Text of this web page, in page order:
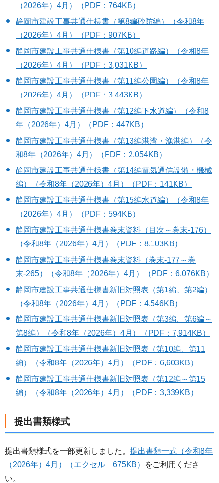
（2026年）4月）（PDF：764KB）
静岡市建設工事共通仕様書（第8編砂防編）（令和8年
（2026年）4月）（PDF：907KB）
静岡市建設工事共通仕様書（第10編道路編）（令和8年
（2026年）4月）（PDF：3,031KB）
静岡市建設工事共通仕様書（第11編公園編）（令和8年
（2026年）4月）（PDF：3,443KB）
静岡市建設工事共通仕様書（第12編下水道編）（令和8
年（2026年）4月）（PDF：447KB）
静岡市建設工事共通仕様書（第13編港湾・漁港編）（令
和8年（2026年）4月）（PDF：2,054KB）
静岡市建設工事共通仕様書（第14編電気通信設備・機械
編）（令和8年（2026年）4月）（PDF：141KB）
静岡市建設工事共通仕様書（第15編水道編）（令和8年
（2026年）4月）（PDF：594KB）
静岡市建設工事共通仕様書巻末資料（目次～巻末-176）
（令和8年（2026年）4月）（PDF：8,103KB）
静岡市建設工事共通仕様書巻末資料（巻末-177～巻
末-265）（令和8年（2026年）4月）（PDF：6,076KB）
静岡市建設工事共通仕様書新旧対照表（第1編、第2編）
（令和8年（2026年）4月）（PDF：4,546KB）
静岡市建設工事共通仕様書新旧対照表（第3編、第6編～
第8編）（令和8年（2026年）4月）（PDF：7,914KB）
静岡市建設工事共通仕様書新旧対照表（第10編、第11
編）（令和8年（2026年）4月）（PDF：6,603KB）
静岡市建設工事共通仕様書新旧対照表（第12編～第15
編）（令和8年（2026年）4月）（PDF：3,339KB）
提出書類様式
提出書類様式を一部更新しました。 提出書類一式（令和8年
（2026年）4月）（エクセル：675KB）
をご利用くださ
い。